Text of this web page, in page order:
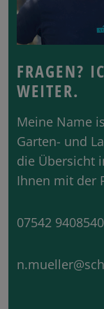
FRAGEN?
WEITER.
Meine Name
Garten- und
die Übersicht
Ihnen mit der
07542 9408540